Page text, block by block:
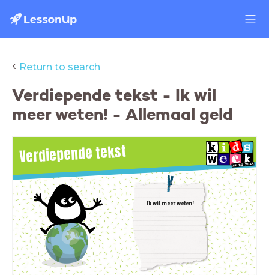
‹ Return to search
Verdiepende tekst - Ik wil
meer weten! - Allemaal geld
Ik wil meer weten!
Verdiepende tekst